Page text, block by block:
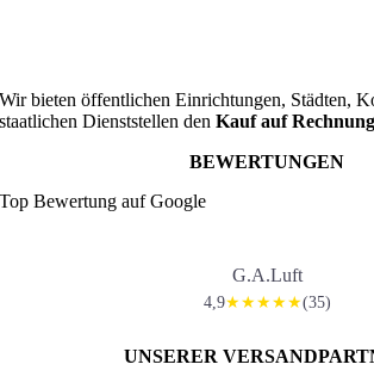
Wir bieten öffentlichen Einrichtungen, Städten,
staatlichen Dienststellen denKauf auf Rechnung
BEWERTUNGEN
Top Bewertung auf Google
G.A.Luft
4,9★★★★★(35)
UNSERER